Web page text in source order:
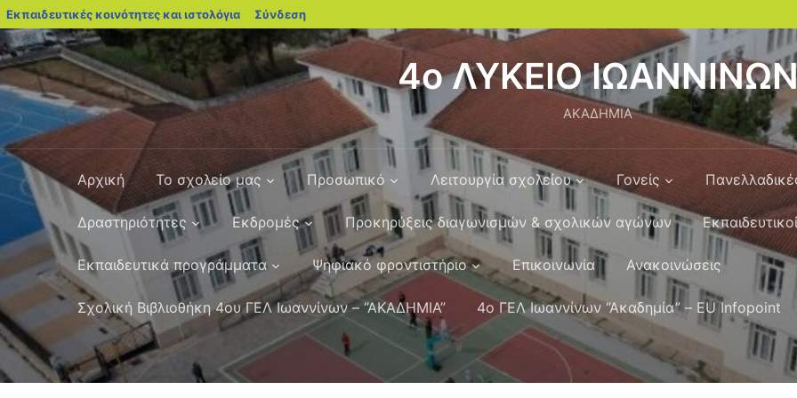
Εκπαιδευτικές κοινότητες και ιστολόγια blogs.sch.gr
Σύνδεση
4o ΛΥΚΕΙΟ
ΑΚΑΔΗΜΙΑ
Αρχική Το σχολείο μας Προσωπικό Λειτουργία σχολείου Γονείς
Δραστηριότητες Εκδρομές Προκηρύξεις διαγωνισμών & σχολικών αγώνων
Εκπαιδευτικά προγράμματα Ψηφιακό φροντιστήριο Επικοινωνία Ανακοινώσεις
Σχολική Βιβλιοθήκη 4ου ΓΕΛ Ιωαννίνων – “ΑΚΑΔΗΜΙΑ” 4o ΓΕΛ Ιωαννίνων “Ακαδημία” – EU Infopoint